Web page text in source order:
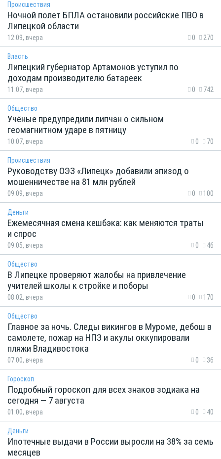
Происшествия
Ночной полет БПЛА остановили российские ПВО в
Липецкой области
12:09, вчера 0 270
Власть
Липецкий губернатор Артамонов уступил по
доходам производителю батареек
11:07, вчера 0 742
Общество
Учёные предупредили липчан о сильном
геомагнитном ударе в пятницу
10:07, вчера 0 70
Происшествия
Руководству ОЭЗ «Липецк» добавили эпизод о
мошенничестве на 81 млн рублей
09:09, вчера 0 100
Деньги
Ежемесячная смена кешбэка: как меняются траты
и спрос
09:05, вчера 0 46
Общество
В Липецке проверяют жалобы на привлечение
учителей школы к стройке и поборы
08:02, вчера 0 170
Общество
Главное за ночь. Следы викингов в Муроме, дебош в
самолете, пожар на НПЗ и акулы оккупировали
пляжи Владивостока
07:00, вчера 0 36
Гороскоп
Подробный гороскоп для всех знаков зодиака на
сегодня — 7 августа
01:00, вчера 0 40
Деньги
Ипотечные выдачи в России выросли на 38% за семь
месяцев